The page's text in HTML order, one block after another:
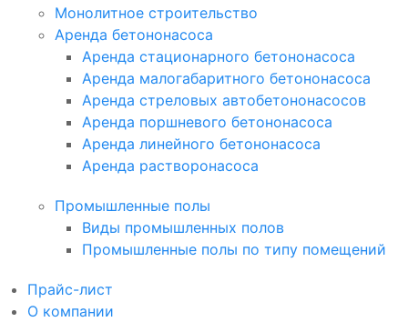
Монолитное строительство
Аренда бетононасоса
Аренда стационарного бетононасоса
Аренда малогабаритного бетононасоса
Аренда стреловых автобетононасосов
Аренда поршневого бетононасоса
Аренда линейного бетононасоса
Аренда растворонасоса
Промышленные полы
Виды промышленных полов
Промышленные полы по типу помещений
Прайс-лист
О компании